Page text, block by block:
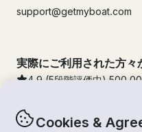
Cookies &
support@getmyboat.com
実際にご利用された方々
4.9 (5段階評価中)